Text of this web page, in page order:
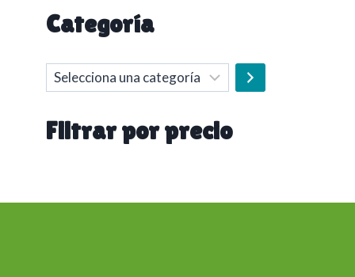
Categoría
Selecciona
una
Filtrar por precio